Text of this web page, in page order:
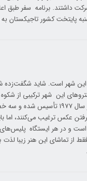
داشتند. برنامه سفر طبق
پایتخت کشور تاجیکستان به
این شهر است. شاید شگفت‌زده
متروهای این شهر ترکیبی از
عکس ترغیب می‌کنند،
و در هر ایستگاه پلیس‌های
از تماشای این هنر زیبا